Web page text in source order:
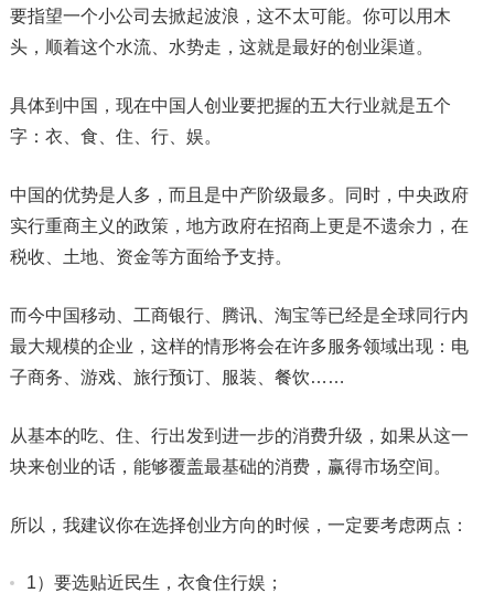
要指望一个小公司去掀起波浪，这不太可能。你可以用木
头，顺着这个水流、水势走，这就是最好的创业渠道。
具体到中国，现在中国人创业要把握的五大行业就是五个
字：衣、食、住、行、娱。
中国的优势是人多，而且是中产阶级最多。同时，中央政府
实行重商主义的政策，地方政府在招商上更是不遗余力，在
税收、土地、资金等方面给予支持。
而今中国移动、工商银行、腾讯、淘宝等已经是全球同行内
最大规模的企业，这样的情形将会在许多服务领域出现：电
子商务、游戏、旅行预订、服装、餐饮……
从基本的吃、住、行出发到进一步的消费升级，如果从这一
块来创业的话，能够覆盖最基础的消费，赢得市场空间。
所以，我建议你在选择创业方向的时候，一定要考虑两点：
1）要选贴近民生，衣食住行娱；